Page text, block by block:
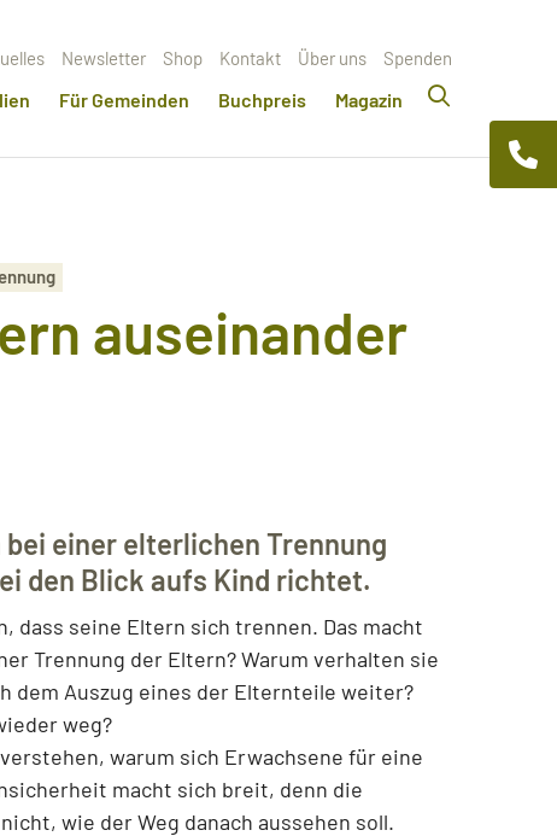
Newsletter Shop Kontakt Über uns Spenden
Für Gemeinden Buchpreis Magazin
auseinander
einer elterlichen Trennung
den Blick aufs Kind richtet.
dass seine Eltern sich trennen. Das macht
Trennung der Eltern? Warum verhalten sie
dem Auszug eines der Elternteile weiter?
weg?
warum sich Erwachsene für eine
macht sich breit, denn die
wie der Weg danach aussehen soll.